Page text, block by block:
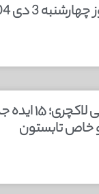
3 دی 1404
کفش تابستانی
خاص تابستون